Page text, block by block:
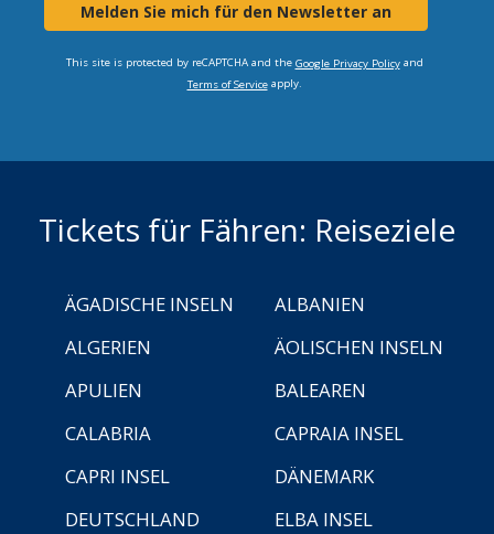
Melden Sie mich für den Newsletter an
This site is protected by reCAPTCHA and the Google Privacy Policyand
Terms of Serviceapply.
Tickets für Fähren: Reiseziele
ÄGADISCHE INSELN
ALBANIEN
ALGERIEN
ÄOLISCHEN INSELN
APULIEN
BALEAREN
CALABRIA
CAPRAIA INSEL
CAPRI INSEL
DÄNEMARK
DEUTSCHLAND
ELBA INSEL